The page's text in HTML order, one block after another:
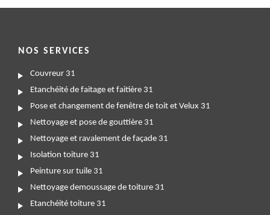
NOS SERVICES
Couvreur 31
Etanchéité de faitage et faitière 31
Pose et changement de fenêtre de toit et Velux 31
Nettoyage et pose de gouttière 31
Nettoyage et ravalement de façade 31
Isolation toiture 31
Peinture sur tuile 31
Nettoyage demoussage de toiture 31
Etanchéité toiture 31